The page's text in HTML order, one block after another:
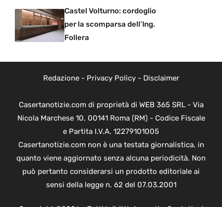
Castel Volturno: cordoglio
per la scomparsa dell’Ing.
Follera
Redazione- Privacy Policy- Disclaimer
Casertanotizie.com di proprietà di WEB 365 SRL - Via
Nicola Marchese 10, 00141 Roma (RM) - Codice Fiscale
e Partita I.V.A. 12279101005
Casertanotizie.com non è una testata giornalistica, in
quanto viene aggiornato senza alcuna periodicità. Non
può pertanto considerarsi un prodotto editoriale ai
sensi della legge n. 62 del 07.03.2001